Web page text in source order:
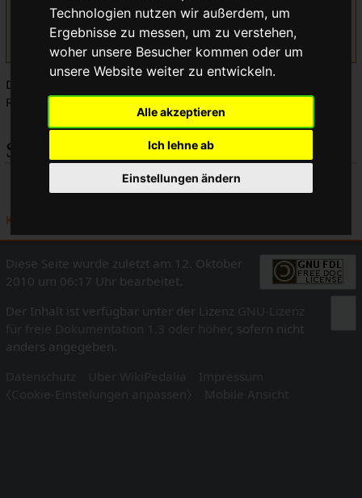
Technologien nutzen wir außerdem, um
Ergebnisse zu messen, um zu verstehen,
woher unsere Besucher kommen oder um
unsere Website weiter zu entwickeln.
Alle akzeptieren
Ich lehne ab
Einstellungen ändern
Siehe auch == *Tadpole Kategorie:Glossar)
(Unterschied) ← Nächstältere Version | Aktuelle Version
(Unterschied) | Nächstjüngere Version → (Unterschied)
Das
Rad vorne.
Siehe auch
Kategorie
Diese Seite wurde zuletzt am 12. Oktober
2010 um 06:17 Uhr bearbeitet.
Der Inhalt ist verfügbar unter der Lizenz GNU-Lizenz
für freie Dokumentation 1.3 oder höher , sofern nicht
anders angegeben.
Datenschutz
Über WikiPedalia
Impressum
⧼Cookie-Einstelungen anpassen⧽
Mobile Ansicht